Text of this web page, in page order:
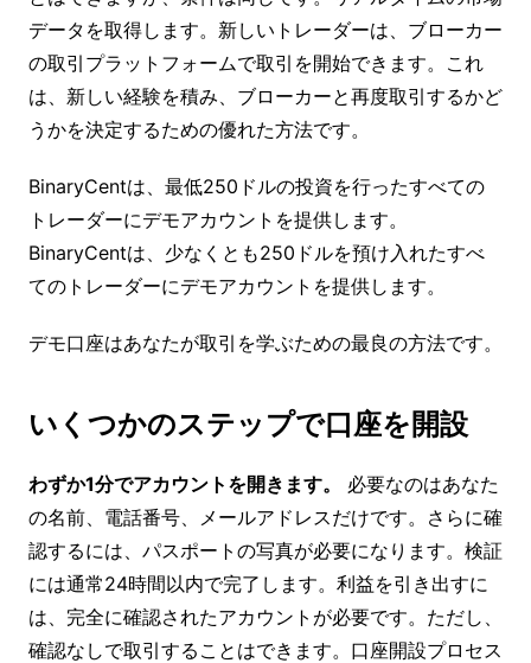
データを取得します。新しいトレーダーは、ブローカー
の取引プラットフォームで取引を開始できます。これ
は、新しい経験を積み、ブローカーと再度取引するかど
うかを決定するための優れた方法です。
BinaryCentは、最低250ドルの投資を行ったすべての
トレーダーにデモアカウントを提供します。
BinaryCentは、少なくとも250ドルを預け入れたすべ
てのトレーダーにデモアカウントを提供します。
デモ口座はあなたが取引を学ぶための最良の方法です。
いくつかのステップで口座を開設
わずか1分でアカウントを開きます。
必要なのはあなた
の名前、電話番号、メールアドレスだけです。さらに確
認するには、パスポートの写真が必要になります。検証
には通常24時間以内で完了します。利益を引き出すに
は、完全に確認されたアカウントが必要です。ただし、
確認なしで取引することはできます。口座開設プロセス